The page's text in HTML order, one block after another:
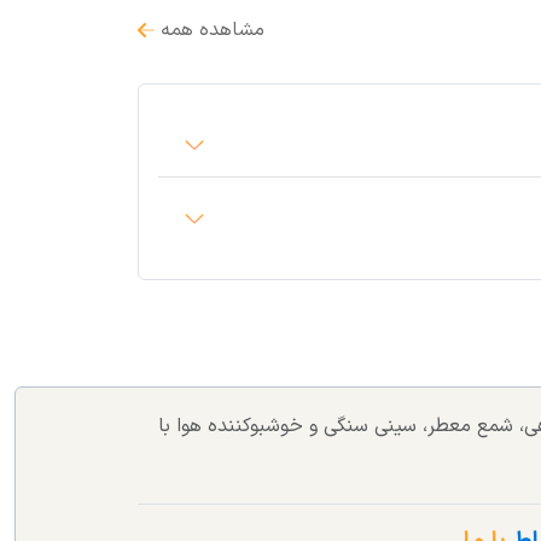
مشاهده همه
شمع معطر، سینی سنگی و خوشبوکننده هوا با